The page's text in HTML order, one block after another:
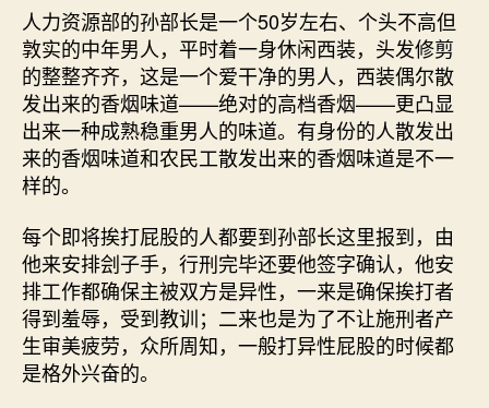
人力资源部的孙部长是一个50岁左右、个头不高但
敦实的中年男人，平时着一身休闲西装，头发修剪
的整整齐齐，这是一个爱干净的男人，西装偶尔散
发出来的香烟味道——绝对的高档香烟——更凸显
出来一种成熟稳重男人的味道。有身份的人散发出
来的香烟味道和农民工散发出来的香烟味道是不一
样的。
每个即将挨打屁股的人都要到孙部长这里报到，由
他来安排刽子手，行刑完毕还要他签字确认，他安
排工作都确保主被双方是异性，一来是确保挨打者
得到羞辱，受到教训；二来也是为了不让施刑者产
生审美疲劳，众所周知，一般打异性屁股的时候都
是格外兴奋的。